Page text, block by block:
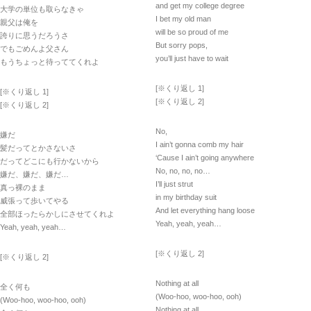
大学の単位も取らなきゃ
親父は俺を
誇りに思うだろうさ
でもごめんよ父さん
もうちょっと待っててくれよ
[※くり返し 1]
[※くり返し 2]
嫌だ
髪だってとかさないさ
だってどこにも行かないから
嫌だ、嫌だ、嫌だ…
真っ裸のまま
威張って歩いてやる
全部ほったらかしにさせてくれよ
Yeah, yeah, yeah…
[※くり返し 2]
全く何も
(Woo-hoo, woo-hoo, ooh)
and get my college degree
I bet my old man
will be so proud of me
But sorry pops,
you’ll just have to wait
[※くり返し 1]
[※くり返し 2]
No,
I ain’t gonna comb my hair
‘Cause I ain’t going anywhere
No, no, no, no…
I’ll just strut
in my birthday suit
And let everything hang loose
Yeah, yeah, yeah…
[※くり返し 2]
Nothing at all
(Woo-hoo, woo-hoo, ooh)